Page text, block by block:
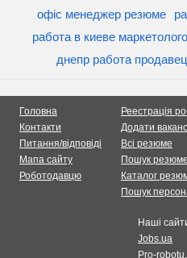
офіс менеджер резюме
работа в киеве
днепр работа продавец
Головна
Контакти
Питання/відповіді
Мапа сайту
Роботодавцю
Реестрація
Додати
Всі резюме
Пошук резюме
Каталог
Пошук
Наші
Jobs.ua
Pro-